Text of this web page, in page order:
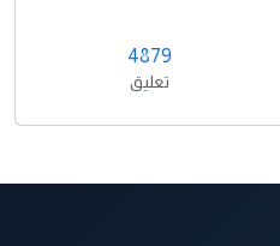
4879
تعليق